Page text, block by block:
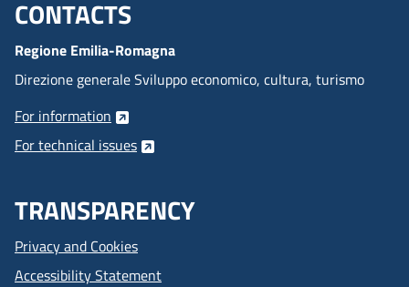
Menu footer inglese
CONTACTS
Regione Emilia-Romagna
Direzione generale Sviluppo economico, cultura, turismo
For information
For technical issues
TRANSPARENCY
Privacy and Cookies
Accessibility Statement